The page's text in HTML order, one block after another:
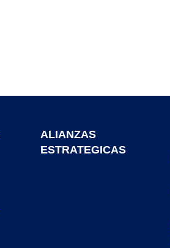
ALIANZAS
ESTRATEGICAS